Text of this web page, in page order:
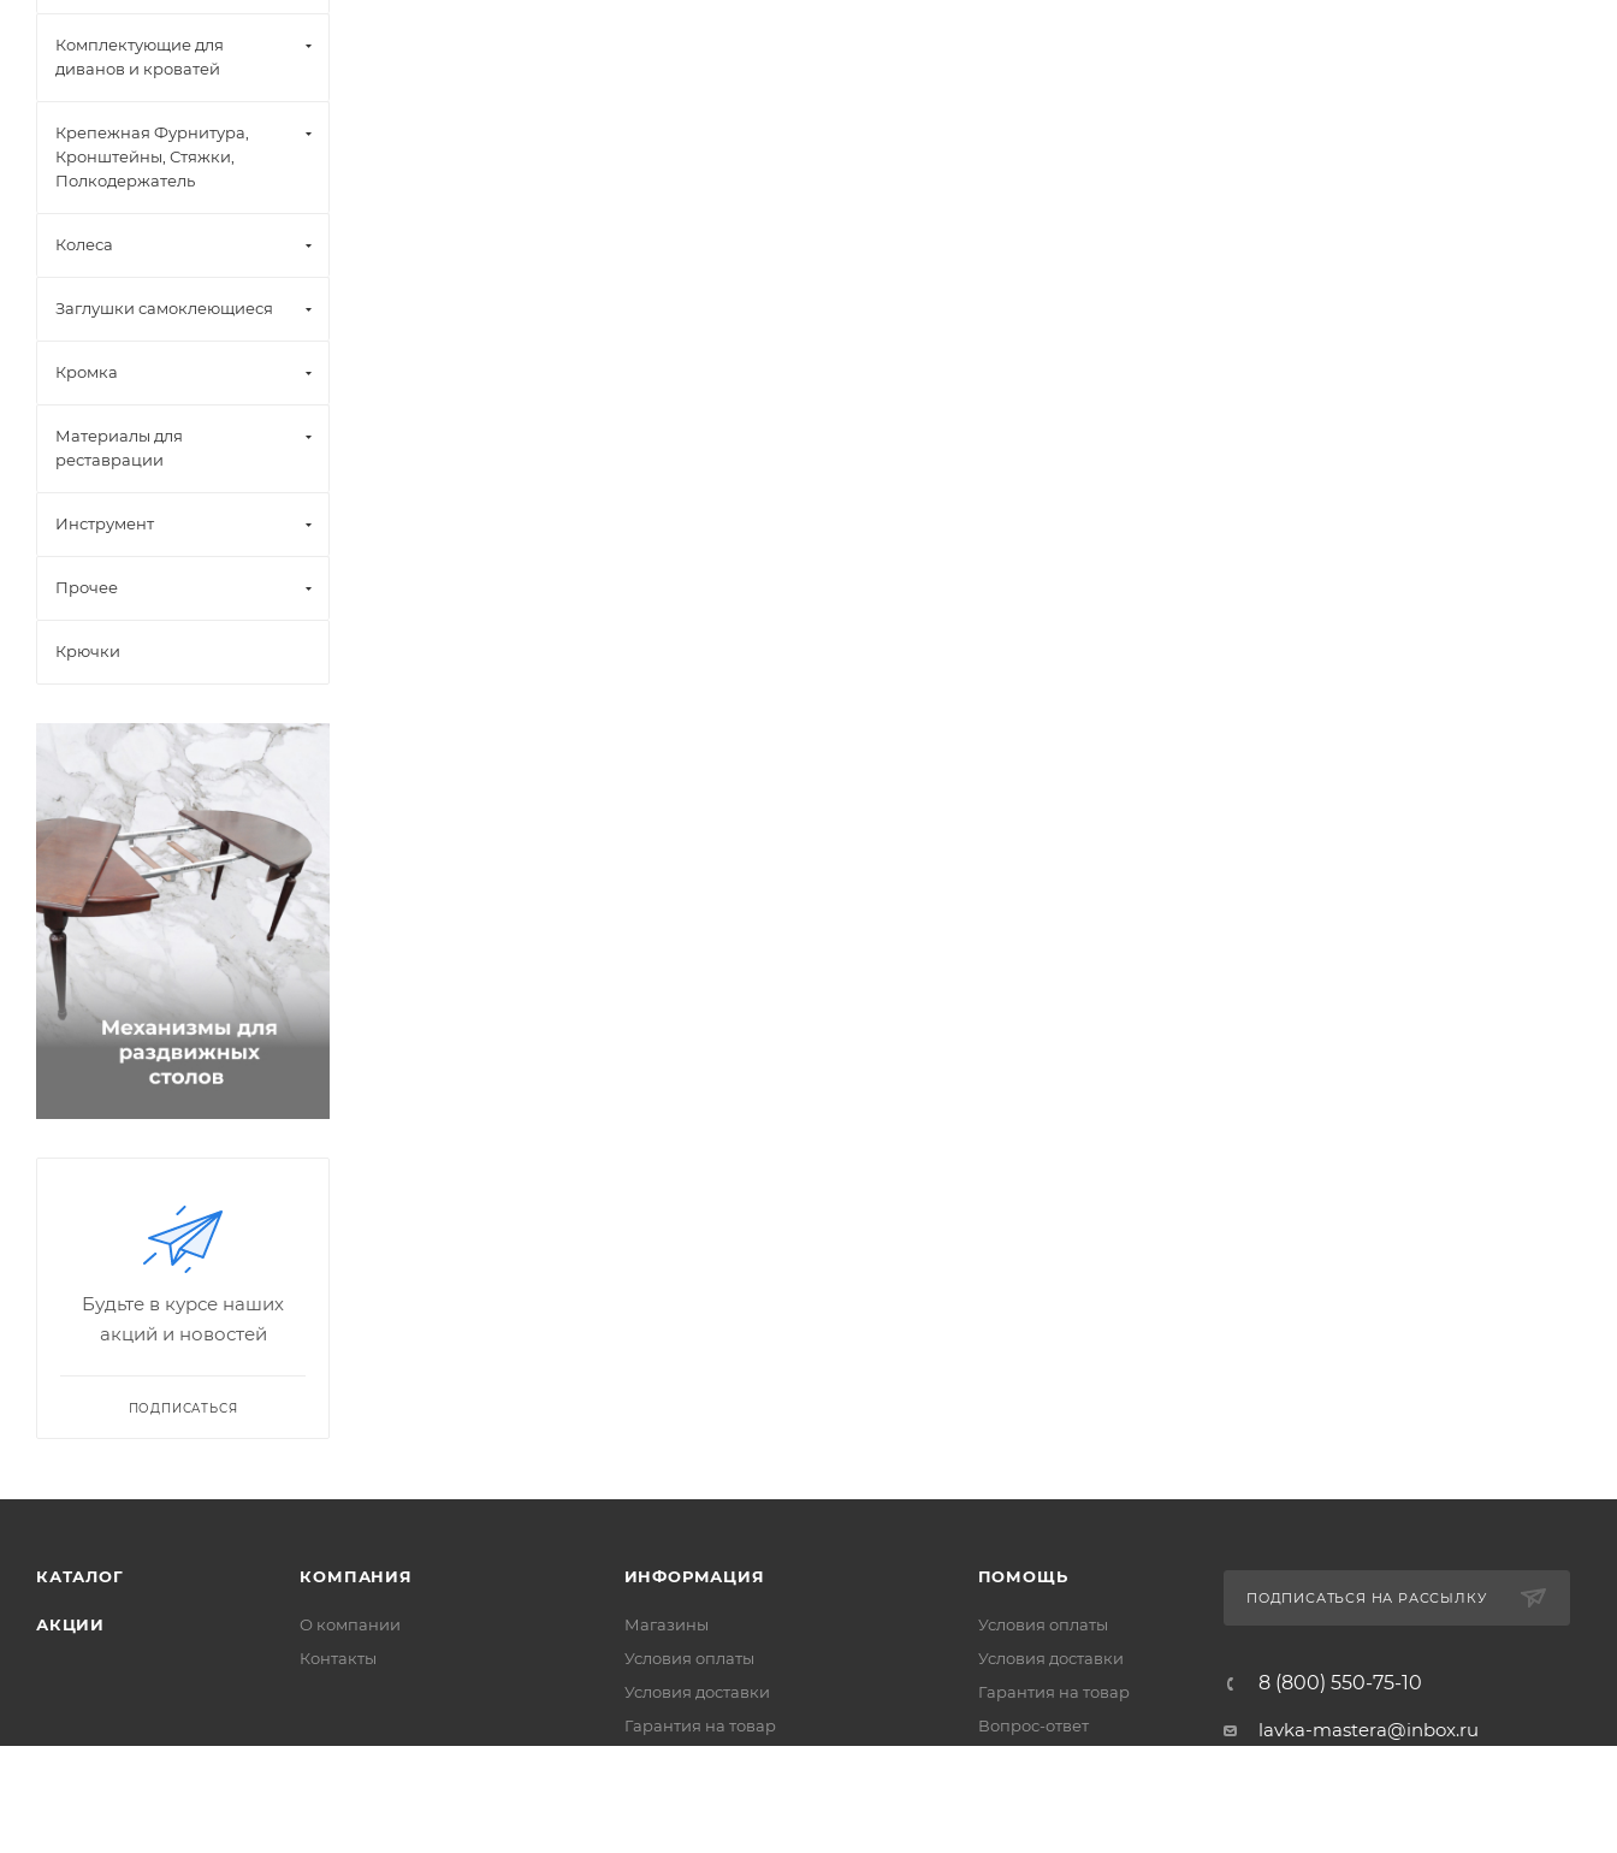
Комплектующие для
диванов и кроватей
Крепежная Фурнитура,
Кронштейны, Стяжки,
Полкодержатель
Колеса
Заглушки самоклеющиеся
Кромка
Материалы для
реставрации
Инструмент
Прочее
Крючки
Будьте в курсе наших
акций и новостей
ПОДПИСАТЬСЯ
КАТАЛОГ
АКЦИИ
КОМПАНИЯ
О компании
Контакты
ИНФОРМАЦИЯ
Магазины
Условия оплаты
Условия доставки
Гарантия на товар
ПОМОЩЬ
Условия оплаты
Условия доставки
Гарантия на товар
Вопрос-ответ
ПОДПИСАТЬСЯ НА РАССЫЛКУ
8 (800) 550-75-10
lavka-mastera@inbox.ru